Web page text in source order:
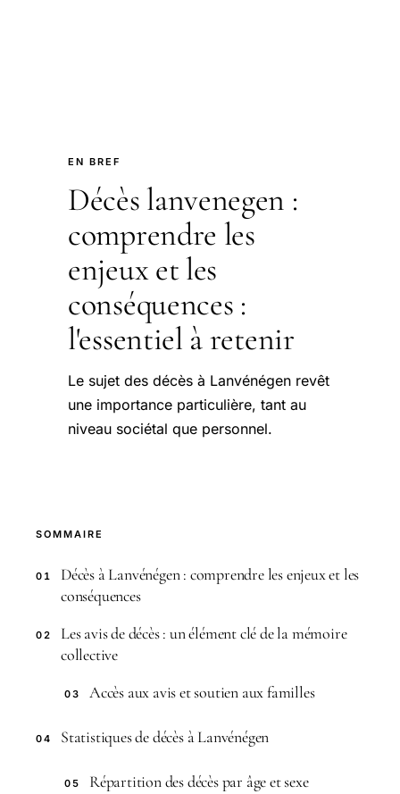
EN BREF
Décès lanvenegen :
comprendre les
enjeux et les
conséquences :
l'essentiel à retenir
Le sujet des décès à Lanvénégen revêt
une importance particulière, tant au
niveau sociétal que personnel.
SOMMAIRE
01
Décès à Lanvénégen : comprendre les enjeux et les
conséquences
02
Les avis de décès : un élément clé de la mémoire
collective
03 Accès aux avis et soutien aux familles
04 Statistiques de décès à Lanvénégen
05 Répartition des décès par âge et sexe